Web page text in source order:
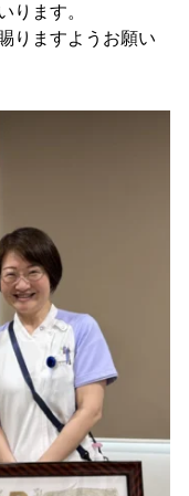
ります。
りますようお願い